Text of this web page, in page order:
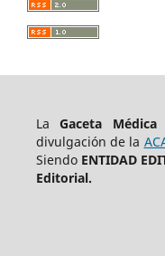
LaGaceta Médica
divulgación de la
Siendo ENTIDAD
Editorial.